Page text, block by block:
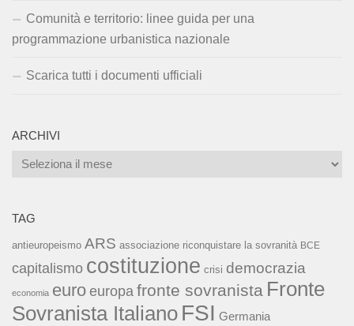
Comunità e territorio: linee guida per una
programmazione urbanistica nazionale
Scarica tutti i documenti ufficiali
ARCHIVI
Archivi
TAG
antieuropeismo ARS associazione riconquistare la sovranità BCE
capitalismo costituzione crisi democrazia
economia euro europa fronte sovranista Fronte
Sovranista Italiano FSI Germania